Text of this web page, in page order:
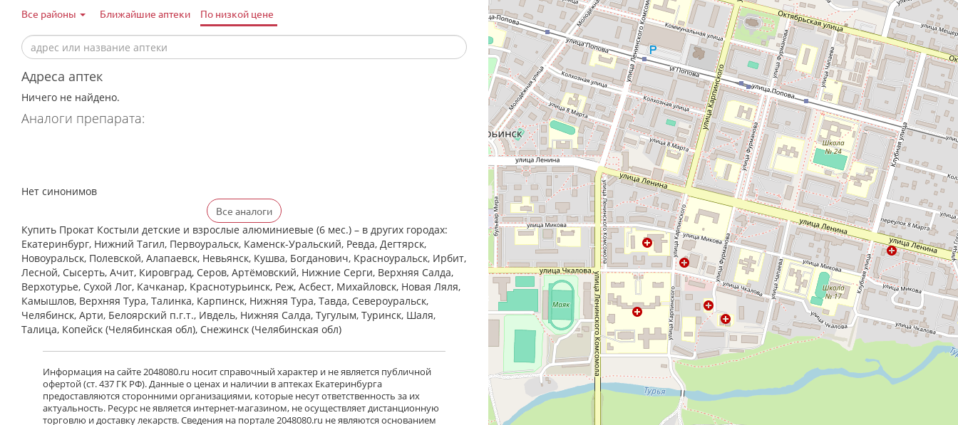
Все районы Ближайшие аптеки По низкой цене
Адреса аптек
Ничего не найдено.
Аналоги препарата:
Нет синонимов
Все аналоги
Купить Прокат Костыли детские и взрослые алюминиевые (6 мес.) – в других городах:
Екатеринбург, Нижний Тагил, Первоуральск, Каменск-Уральский, Ревда, Дегтярск,
Новоуральск, Полевской, Алапаевск, Невьянск, Кушва, Богданович, Красноуральск, Ирбит,
Лесной, Сысерть, Ачит, Кировград, Серов, Артёмовский, Нижние Cерги, Верхняя Салда,
Верхотурье, Сухой Лог, Качканар, Краснотурьинск, Реж, Асбест, Михайловск, Новая Ляля,
Камышлов, Верхняя Тура, Талинка, Карпинск, Нижняя Тура, Тавда, Североуральск,
Челябинск, Арти, Белоярский п.г.т., Ивдель, Нижняя Салда, Тугулым, Туринск, Шаля,
Талица, Копейск (Челябинская обл), Снежинск (Челябинская обл)
Информация на сайте 2048080.ru носит справочный характер и не является публичной
офертой (ст. 437 ГК РФ). Данные о ценах и наличии в аптеках Екатеринбурга
предоставляются сторонними организациями, которые несут ответственность за их
актуальность. Ресурс не является интернет-магазином, не осуществляет дистанционную
торговлю и доставку лекарств. Сведения на портале 2048080.ru не являются основанием